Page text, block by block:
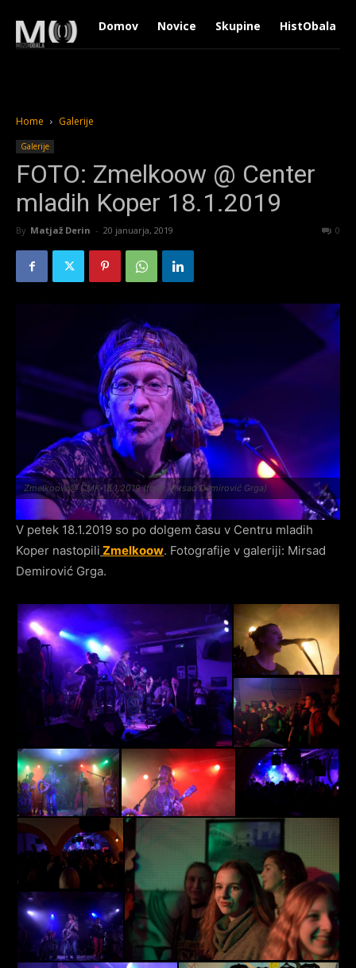
Domov Novice Skupine HistObala
Home Galerije
Galerije
FOTO: Zmelkoow @ Center
mladih Koper 18.1.2019
By Matjaž Derin - 20 januarja, 2019 0
Zmelkoow @ CMK 18.1.2019 (foto: Mirsad Demirović Grga)
V petek 18.1.2019 so po dolgem času v Centru mladih
Koper nastopili Zmelkoow. Fotografije v galeriji: Mirsad
Demirović Grga.